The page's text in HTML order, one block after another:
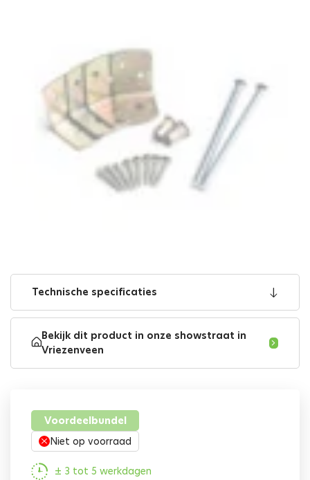
Technische specificaties
Bekijk dit product in onze showstraat in
Vriezenveen
Voordeelbundel
Niet op voorraad
± 3 tot 5 werkdagen